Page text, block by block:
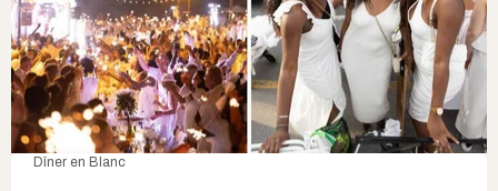
Dîner en Blanc